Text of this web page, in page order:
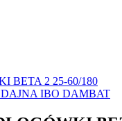
BETA 2 25-60/180
IBO DAMBAT